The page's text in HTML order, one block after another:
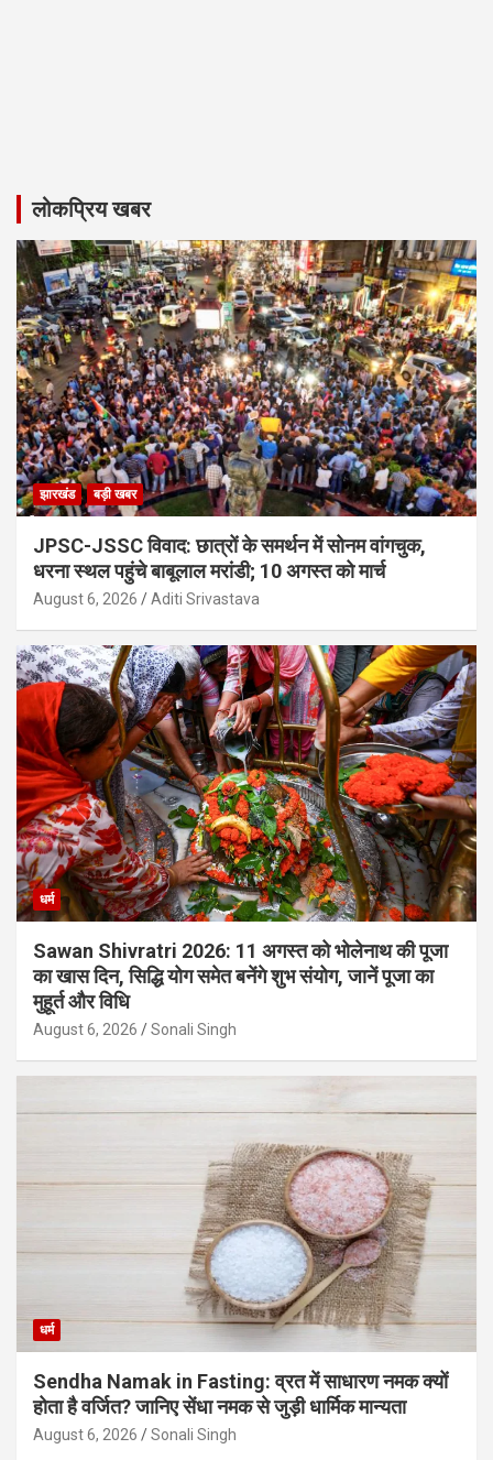
लोकप्रिय खबर
झारखंड बड़ी खबर
JPSC-JSSC विवाद: छात्रों के समर्थन में सोनम वांगचुक,
धरना स्थल पहुंचे बाबूलाल मरांडी; 10 अगस्त को मार्च
August 6, 2026 Aditi Srivastava
धर्म
Sawan Shivratri 2026: 11 अगस्त को भोलेनाथ की पूजा
का खास दिन, सिद्धि योग समेत बनेंगे शुभ संयोग, जानें पूजा का
मुहूर्त और विधि
August 6, 2026 Sonali Singh
धर्म
Sendha Namak in Fasting: व्रत में साधारण नमक क्यों
होता है वर्जित? जानिए सेंधा नमक से जुड़ी धार्मिक मान्यता
August 6, 2026 Sonali Singh